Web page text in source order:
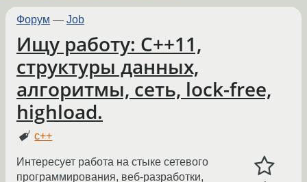
Форум — Job
Ищу работу: C++11,
структуры данных,
алгоритмы, сеть, lock-free,
highload.
c++
Интересует работа на стыке сетевого
программирования, веб-разработки,